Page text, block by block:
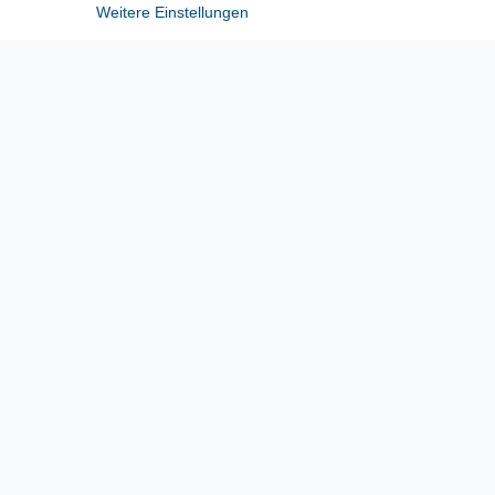
Stecker auf 3x32A mit Zuleitung 0823
Weitere Einstellungen